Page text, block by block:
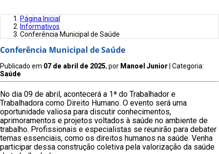
Página Inicial
Informativos
Conferência Municipal de Saúde
Conferência Municipal de Saúde
Publicado em 07 de abril de 2025, por Manoel Junior | Categoria:
Saúde
No dia 09 de abril, acontecerá a 1ª do Trabalhador e
Trabalhadora como Direito Humano. O evento será uma
oportunidade valiosa para discutir conhecimentos,
aprimoramentos e projetos voltados à saúde no ambiente de
trabalho. Profissionais e especialistas se reunirão para debater
temas essenciais, como os direitos humanos na saúde. Venha
participar dessa construção coletiva pela valorização da saúde